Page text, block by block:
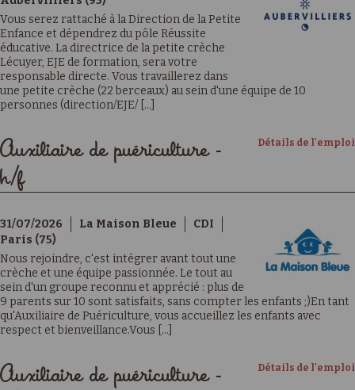
Vous serez rattaché à la Direction de la Petite
Enfance et dépendrez du pôle Réussite
éducative. La directrice de la petite crèche
Lécuyer, EJE de formation, sera votre
responsable directe. Vous travaillerez dans
une petite crèche (22 berceaux) au sein d'une équipe de 10
personnes (direction/EJE/ [...]
Détails de l'emploi
Auxiliaire de puériculture -
h/f
31/07/2026 La Maison Bleue
CDI
Paris (75)
Nous rejoindre, c'est intégrer avant tout une
crèche et une équipe passionnée. Le tout au
sein d'un groupe reconnu et apprécié : plus de
9 parents sur 10 sont satisfaits, sans compter les enfants ;)En tant
qu'Auxiliaire de Puériculture, vous accueillez les enfants avec
respect et bienveillance.Vous [...]
Détails de l'emploi
Auxiliaire de puériculture -